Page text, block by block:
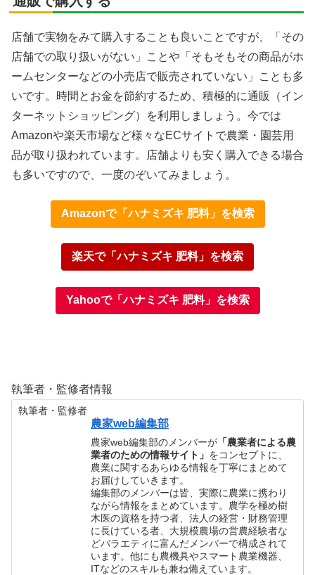
店舗で実物をみて購入することも良いことですが、「その
店舗での取り扱いがない」ことや「そもそもその商品がホ
ームセンターなどの小売店で販売されていない」ことも多
いです。時間とお金を節約するため、積極的に通販（イン
ターネットショッピング）を利用しましょう。今では
Amazonや楽天市場など様々なECサイトで農業・園芸用
品が取り扱われています。店舗よりも安く購入できる場合
も多いですので、一度のぞいてみましょう。
Amazonで「ハナミズキ 肥料」を検索
楽天で「ハナミズキ 肥料」を検索
Yahooで「ハナミズキ 肥料」を検索
執筆者・監修者情報
執筆者・監修者
農家web編集部
農家web編集部のメンバーが 「農業者による農
業者のための情報サイト」 をコンセプトに、
農業に関するあらゆる情報を丁寧にまとめて
お届けしていきます。
編集部のメンバーは皆、実際に農業に携わり
ながら情報をまとめています。農学を極め樹
木医の資格を持つ者、法人の経営・財務管理
に長けている者、大規模農場の営農経験者な
どバラエティに富んだメンバーで構成されて
います。他にも農機具やスマート農業機器、
ITなどのスキルも兼ね備えています。